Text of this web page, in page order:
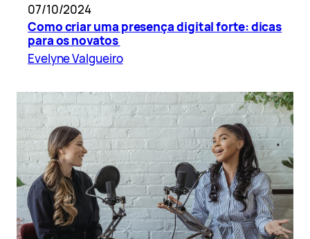
07/10/2024
Como criar uma presença digital forte: dicas
para os novatos
Evelyne Valgueiro